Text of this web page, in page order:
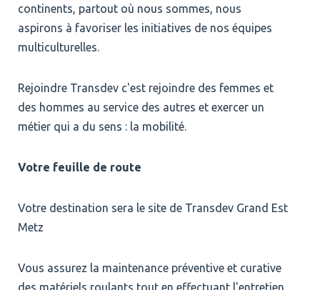
continents, partout où nous sommes, nous
aspirons à favoriser les initiatives de nos équipes
multiculturelles.
Rejoindre Transdev c'est rejoindre des femmes et
des hommes au service des autres et exercer un
métier qui a du sens : la mobilité.
Votre feuille de route
Votre destination sera le site de Transdev Grand Est
Metz
Vous assurez la maintenance préventive et curative
des matériels roulants tout en effectuant l'entretien